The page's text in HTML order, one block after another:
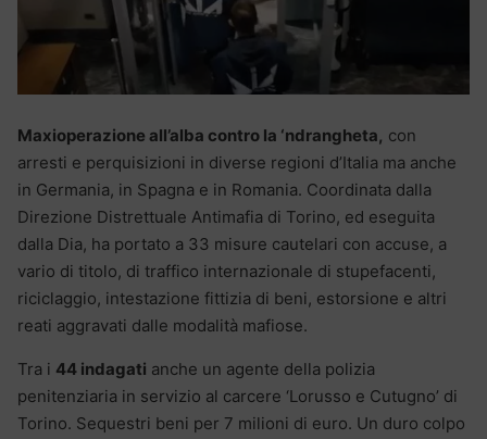
Maxioperazione all’alba contro la ‘ndrangheta, con
arresti e perquisizioni in diverse regioni d’Italia ma anche
in Germania, in Spagna e in Romania. Coordinata dalla
Direzione Distrettuale Antimafia di Torino, ed eseguita
dalla Dia, ha portato a 33 misure cautelari con accuse, a
vario di titolo, di traffico internazionale di stupefacenti,
riciclaggio, intestazione fittizia di beni, estorsione e altri
reati aggravati dalle modalità mafiose.
Tra i 44 indagati anche un agente della polizia
penitenziaria in servizio al carcere ‘Lorusso e Cutugno’ di
Torino. Sequestri beni per 7 milioni di euro. Un duro colpo